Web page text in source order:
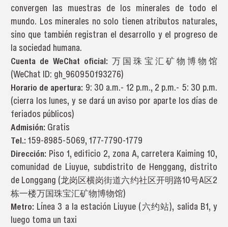
convergen las muestras de los minerales de todo el
mundo. Los minerales no solo tienen atributos naturales,
sino que también registran el desarrollo y el progreso de
la sociedad humana.
Cuenta de WeChat oficial: 万国珠宝汇矿物博物馆
(WeChat ID: gh_960950f93276)
Horario de apertura: 9: 30 a.m.- 12 p.m., 2 p.m.- 5: 30 p.m.
(cierra los lunes, y se dará un aviso por aparte los días de
feriados públicos)
Admisión: Gratis
Tel.: 159-8985-5069, 177-7790-1779
Dirección: Piso 1, edificio 2, zona A, carretera Kaiming 10,
comunidad de Liuyue, subdistrito de Henggang, distrito
de Longgang (龙岗区横岗街道六约社区开明路10号A区2
栋一楼万国珠宝汇矿物博物馆)
Metro: Línea 3 a la estación Liuyue (六约站), salida B1, y
luego toma un taxi